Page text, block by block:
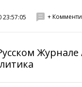
23:57:05 +
Журнале